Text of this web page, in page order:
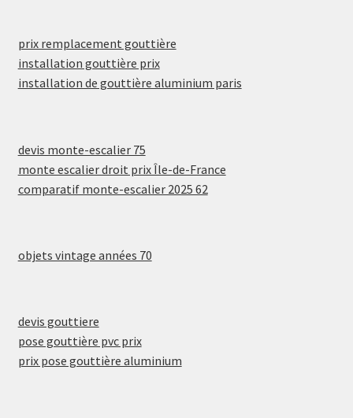
prix remplacement gouttière
installation gouttière prix
installation de gouttière aluminium paris
devis monte-escalier 75
monte escalier droit prix Île-de-France
comparatif monte-escalier 2025 62
objets vintage années 70
devis gouttiere
pose gouttière pvc prix
prix pose gouttière aluminium